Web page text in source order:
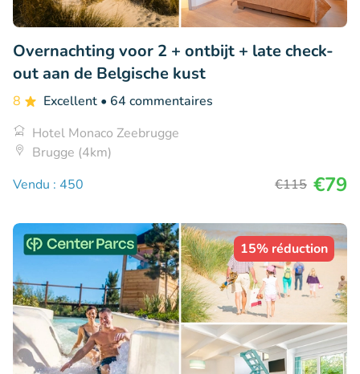
Overnachting voor 2 + ontbijt + late check-
out aan de Belgische kust
8 Excellent • 64 commentaires
Hotel Monaco Zeebrugge
Brugge (4km)
Vendu : 450
€115 €79
15% réduction